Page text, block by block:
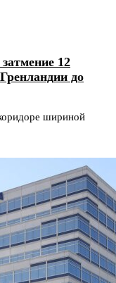
12
до
шириной